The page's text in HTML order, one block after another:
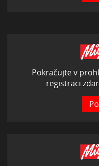
Pokračujte v
registraci